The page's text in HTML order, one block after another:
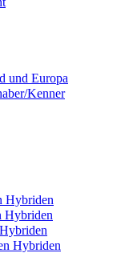
und Europa
Kenner
Hybriden
Hybriden
Hybriden